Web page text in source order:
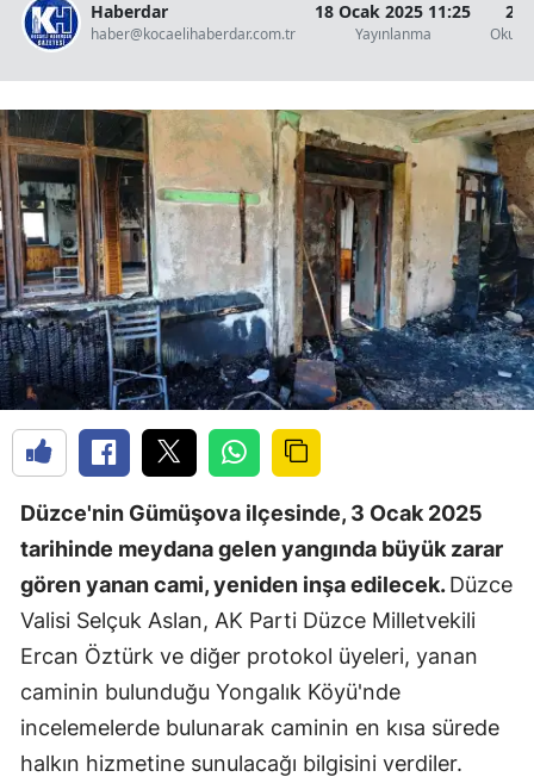
Haberdar
haber@kocaelihaberdar.com.tr
18 Ocak 2025 11:25
Yayınlanma
2
Düzce'nin Gümüşova ilçesinde, 3 Ocak 2025
tarihinde meydana gelen yangında büyük zarar
gören yanan cami, yeniden inşa edilecek.Düzce
Valisi Selçuk Aslan, AK Parti Düzce Milletvekili
Ercan Öztürk ve diğer protokol üyeleri, yanan
caminin bulunduğu Yongalık Köyü'nde
incelemelerde bulunarak caminin en kısa sürede
halkın hizmetine sunulacağı bilgisini verdiler.